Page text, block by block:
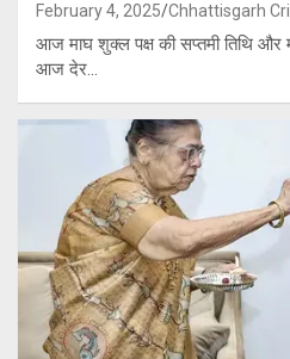
February 4, 2025 Chhattisgarh
आज माघ शुक्ल पक्ष की सप्तमी तिथि और
आज देर…